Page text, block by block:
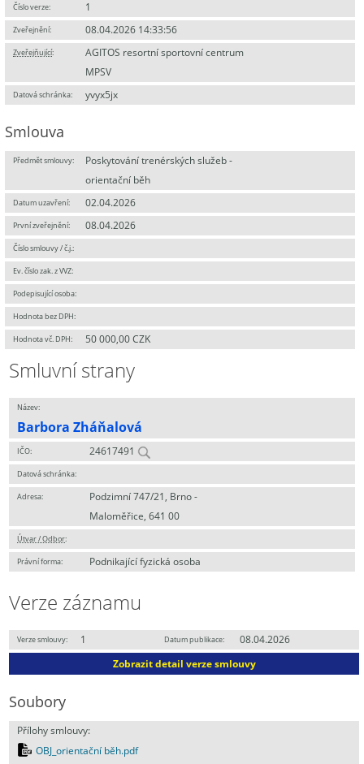
Číslo verze: 1
Zveřejnění: 08.04.2026 14:33:56
Zveřejňující:
AGITOS resortní sportovní centrum
MPSV
Datová schránka: yvyx5jx
Smlouva
Předmět smlouvy:
Poskytování trenérských služeb -
orientační běh
Datum uzavření: 02.04.2026
První zveřejnění: 08.04.2026
Číslo smlouvy / č.j.:
Ev. číslo zak. z VVZ:
Podepisující osoba:
Hodnota bez DPH:
Hodnota vč. DPH: 50 000,00 CZK
Smluvní strany
Název:
Barbora Zháňalová
IČO: 24617491
Datová schránka:
Adresa:
Podzimní 747/21, Brno -
Maloměřice, 641 00
Útvar / Odbor:
Právní forma: Podnikající fyzická osoba
Verze záznamu
Verze smlouvy: 1 Datum publikace:
08.04.2026
Zobrazit detail verze smlouvy
Soubory
Přílohy smlouvy:
OBJ_orientační běh.pdf